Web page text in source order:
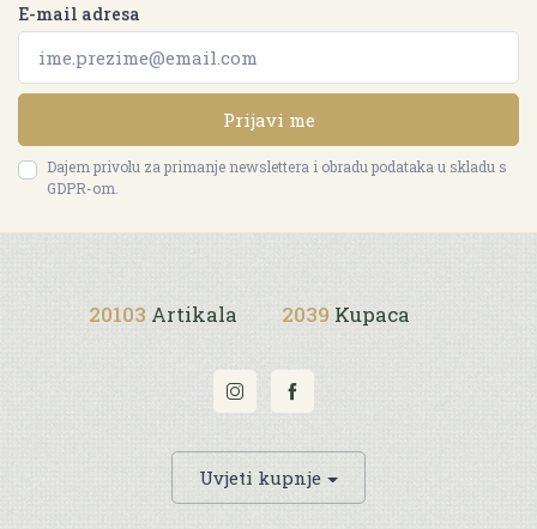
E-mail adresa
Prijavi me
Dajem privolu za primanje newslettera i obradu podataka u skladu s
GDPR-om.
20103 Artikala 2039 Kupaca
Uvjeti kupnje